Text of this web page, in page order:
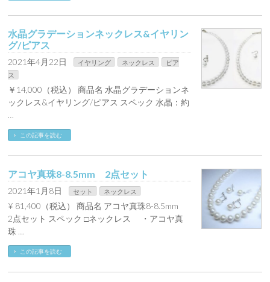
水晶グラデーションネックレス&イヤリン
グ/ピアス
2021年4月22日 イヤリング ネックレス
ピア
ス
￥14,000（税込） 商品名 水晶グラデーションネ
ックレス&イヤリング/ピアス スペック 水晶：約
…
この記事を読む
アコヤ真珠8-8.5mm 2点セット
2021年1月8日 セット ネックレス
¥ 81,400（税込） 商品名 アコヤ真珠8-8.5mm
2点セット スペック □ネックレス ・アコヤ真
珠 …
この記事を読む